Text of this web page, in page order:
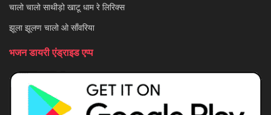
चालो चालो साथीड़ो खाटू धाम रे लिरिक्स
झूला झूलण चालो ओ साँवरिया
भजन डायरी एंड्राइड एप्प